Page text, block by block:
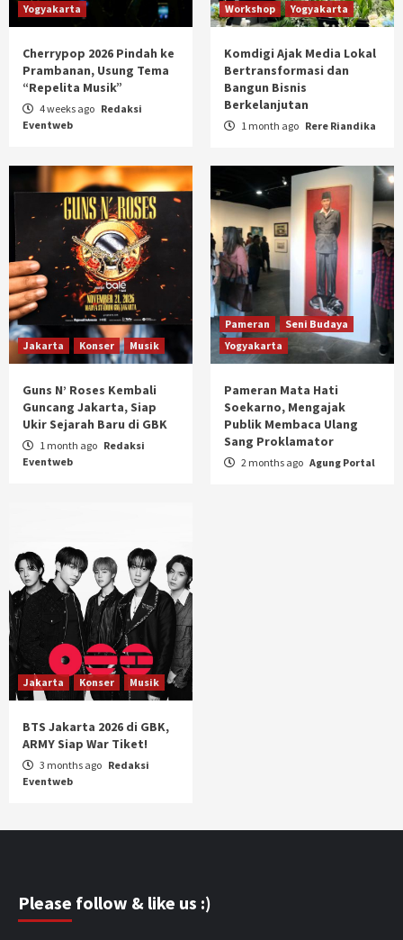
Yogyakarta
Cherrypop 2026 Pindah ke
Prambanan, Usung Tema
“Repelita Musik”
4 weeks ago Redaksi
Eventweb
Workshop
Yogyakarta
Komdigi Ajak Media Lokal
Bertransformasi dan
Bangun Bisnis
Berkelanjutan
1 month ago Rere Riandika
Jakarta Konser Musik
Guns N’ Roses Kembali
Guncang Jakarta, Siap
Ukir Sejarah Baru di GBK
1 month ago Redaksi
Eventweb
Pameran
Seni Budaya
Yogyakarta
Pameran Mata Hati
Soekarno, Mengajak
Publik Membaca Ulang
Sang Proklamator
2 months ago Agung Portal
Jakarta Konser Musik
BTS Jakarta 2026 di GBK,
ARMY Siap War Tiket!
3 months ago Redaksi
Eventweb
Please follow & like us :)